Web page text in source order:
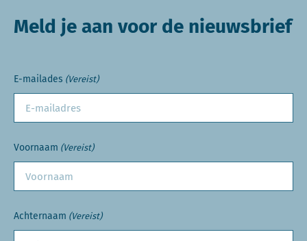
Meld je aan voor de nieuwsbrief
E-mailades (Vereist)
Voornaam (Vereist)
Achternaam (Vereist)